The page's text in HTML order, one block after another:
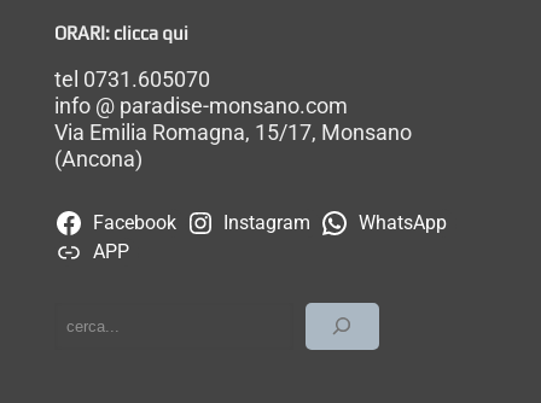
ORARI: clicca qui
tel 0731.605070
info @ paradise-monsano.com
Via Emilia Romagna, 15/17, Monsano
(Ancona)
Facebook Instagram
WhatsApp
APP